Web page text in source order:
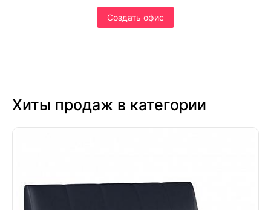
Cоздать офис
Хиты продаж в категории